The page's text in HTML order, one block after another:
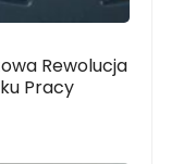
Rewolucja
Pracy